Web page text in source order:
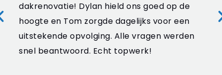
dakrenovatie! Dylan hield ons goed op de
hoogte en Tom zorgde dagelijks voor een
uitstekende opvolging. Alle vragen werden
snel beantwoord. Echt topwerk!